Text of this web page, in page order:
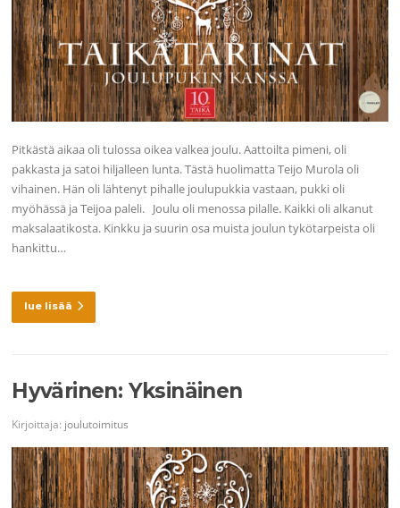
Pitkästä aikaa oli tulossa oikea valkea joulu. Aattoilta pimeni, oli
pakkasta ja satoi hiljalleen lunta. Tästä huolimatta Teijo Murola oli
vihainen. Hän oli lähtenyt pihalle joulupukkia vastaan, pukki oli
myöhässä ja Teijoa paleli. Joulu oli menossa pilalle. Kaikki oli alkanut
maksalaatikosta. Kinkku ja suurin osa muista joulun tykötarpeista oli
hankittu…
lue lisää
Hyvärinen: Yksinäinen
Kirjoittaja: joulutoimitus